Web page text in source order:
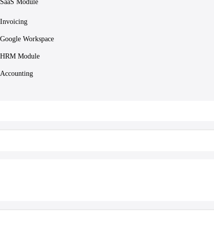
SaaS Module
Invoicing
Google Workspace
HRM Module
Accounting